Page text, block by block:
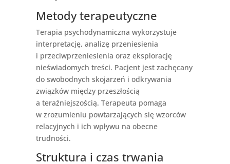
Metody terapeutyczne
Terapia psychodynamiczna wykorzystuje
interpretację, analizę przeniesienia
i przeciwprzeniesienia oraz eksplorację
nieświadomych treści. Pacjent jest zachęcany
do swobodnych skojarzeń i odkrywania
związków między przeszłością
a teraźniejszością. Terapeuta pomaga
w zrozumieniu powtarzających się wzorców
relacyjnych i ich wpływu na obecne
trudności.
Struktura i czas trwania